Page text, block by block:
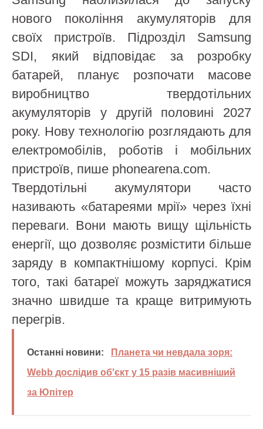
нового покоління акумуляторів для
своїх пристроїв. Підрозділ Samsung
SDI, який відповідає за розробку
батарей, планує розпочати масове
виробництво твердотільних
акумуляторів у другій половині 2027
року. Нову технологію розглядають для
електромобілів, роботів і мобільних
пристроїв, пише phonearena.com.
Твердотільні акумулятори часто
називають «батареями мрії» через їхні
переваги. Вони мають вищу щільність
енергії, що дозволяє розмістити більше
заряду в компактнішому корпусі. Крім
того, такі батареї можуть заряджатися
значно швидше та краще витримують
перегрів.
Останні новини:
Планета чи невдала зоря:
Webb дослідив об'єкт у 15 разів масивніший
за Юпітер